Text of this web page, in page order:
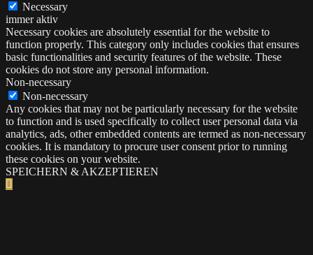
Necessary
immer aktiv
Necessary cookies are absolutely essential for the website to
function properly. This category only includes cookies that ensures
basic functionalities and security features of the website. These
cookies do not store any personal information.
Non-necessary
Non-necessary
Any cookies that may not be particularly necessary for the website
to function and is used specifically to collect user personal data via
analytics, ads, other embedded contents are termed as non-necessary
cookies. It is mandatory to procure user consent prior to running
these cookies on your website.
SPEICHERN & AKZEPTIEREN